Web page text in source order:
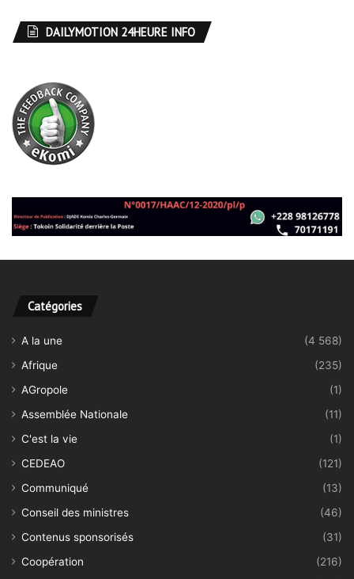
DAILYMOTION 24HEURE INFO
Catégories
A la une
(4 568)
Afrique
(235)
AGropole
(1)
Assemblée Nationale
(11)
C'est la vie
(1)
CEDEAO
(121)
Communiqué
(13)
Conseil des ministres
(46)
Contenus sponsorisés
(31)
Coopération
(216)